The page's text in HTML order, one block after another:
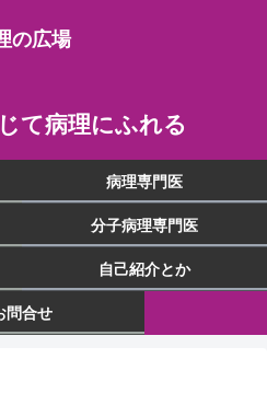
の広場
て病理にふれる
病理専門医
分子病理専門医
自己紹介とか
問合せ